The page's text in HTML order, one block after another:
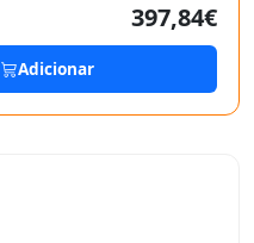
397,84€
Adicionar